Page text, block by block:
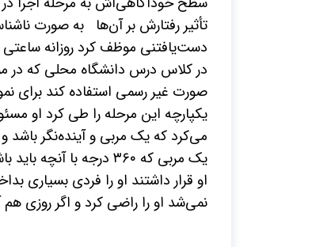
تأثیر رفتارش بر آن‌ها به صورت
دست‌یافتنی موظف کرد روزانه
در کلاس درس دانشگاه محلی که در
صورت غیر رسمی استفاده کند برای
یکپارچه این مرحله را طی کرد او
می‌کرد که یک مربی و آینده‌نگر باشد
یک مربی که ۳۶۰ درجه
او قرار داشتند او را فردی
نمی‌شد او را راضی کرد و اگر روزی